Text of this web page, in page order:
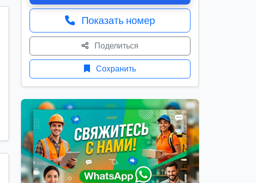
Показать номер
Поделиться
Сохранить